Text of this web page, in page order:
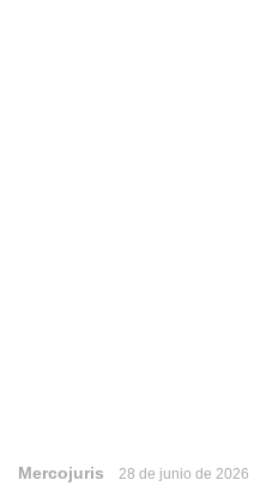
Mercojuris 28 de junio de 2026